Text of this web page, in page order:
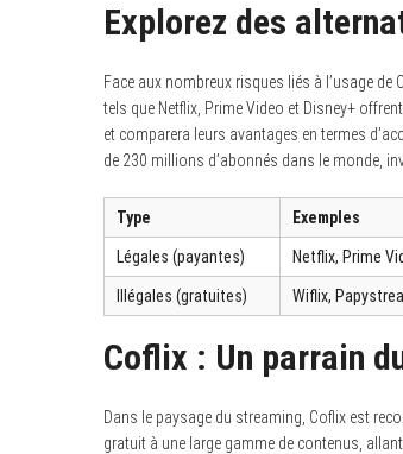
Explorez des
Face aux nombreux risques liés à l’usage
tels que Netflix, Prime Video et Disney+
et comparera leurs avantages en termes
de 230 millions d’abonnés dans le monde,
Type Exemples
Légales (payantes) Netflix, Prime
Illégales (gratuites) Wiflix,
Coflix : Un parrain
Dans le paysage du streaming, Coflix est
gratuit à une large gamme de contenus,